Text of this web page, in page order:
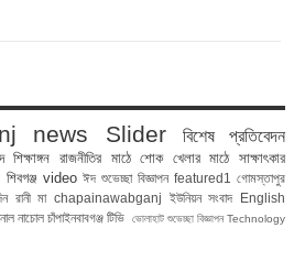
news Slider
বিশেষ প্রতিবেদন
শিক্ষাঙ্গন রাজনীতির মাঠে শোক খেলার মাঠে
সাক্ষাৎকার
শিবগঞ্জ video ঈদ শুভেচ্ছা বিজ্ঞাপন featured1
গোমস্তাপুর
রানী মা chapainawabganj ইউনিয়ন সংবাদ English
নাচোল চাঁপাইনবাবগঞ্জ টিভি ভোলাহাট শুভেচ্ছা বিজ্ঞাপন Technology